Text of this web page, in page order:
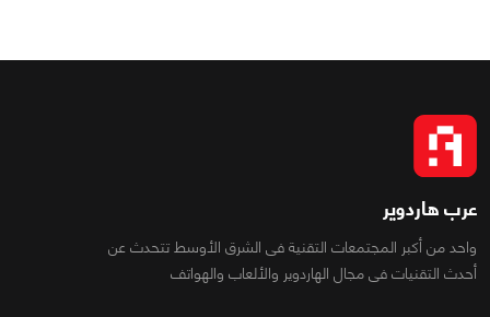
عرب هاردوير
واحد من أكبر المجتمعات التقنية فى الشرق الأوسط تتحدث عن
أحدث التقنيات فى مجال الهاردوير والألعاب والهواتف